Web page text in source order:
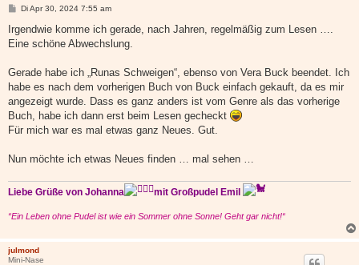
B
i
t
r
Di Apr 30, 2024 7:55 am
Irgendwie komme ich gerade, nach Jahren, regelmäßig zum Lesen ….
Eine schöne Abwechslung.
Gerade habe ich „Runas Schweigen“, ebenso von Vera Buck beendet. Ich
habe es nach dem vorherigen Buch von Buck einfach gekauft, da es mir
angezeigt wurde. Dass es ganz anders ist vom Genre als das vorherige
Buch, habe ich dann erst beim Lesen gecheckt
Für mich war es mal etwas ganz Neues. Gut.
Nun möchte ich etwas Neues finden … mal sehen …
Liebe Grüße von Johanna mit Großpudel Emil
“Ein Leben ohne Pudel ist wie ein Sommer ohne Sonne! Geht gar nicht!“
julmond
Mini-Nase